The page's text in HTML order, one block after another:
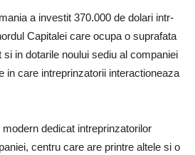
a investit 370.000 de dolari intr-
Capitalei care ocupa o suprafata
in dotarile noului sediu al companiei
in care intreprinzatorii interactioneaza
dedicat intreprinzatorilor
centru care are printre altele si o